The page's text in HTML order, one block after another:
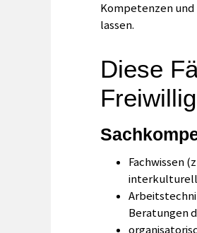
Kompetenzen
lassen.
Diese
Fachwissen
Beratungen